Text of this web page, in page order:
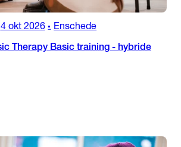
4 okt 2026 • Enschede
Therapy Basic training - hybride